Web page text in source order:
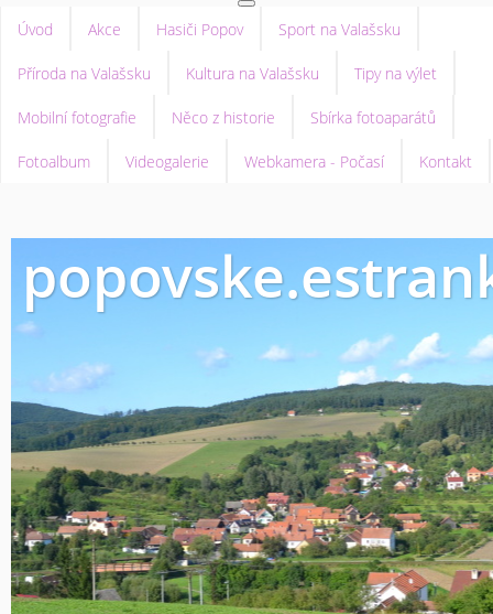
Úvod Akce Hasiči Popov Sport na Valašsku
Příroda na Valašsku Kultura na Valašsku Tipy na výlet
Mobilní fotografie Něco z historie Sbírka fotoaparátů
Fotoalbum Videogalerie Webkamera - Počasí Kontakt